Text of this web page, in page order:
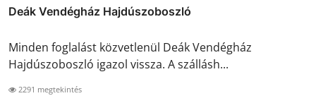
Deák Vendégház Hajdúszoboszló
Minden foglalást közvetlenül Deák Vendégház
Hajdúszoboszló igazol vissza. A szállásh...
2291 megtekintés